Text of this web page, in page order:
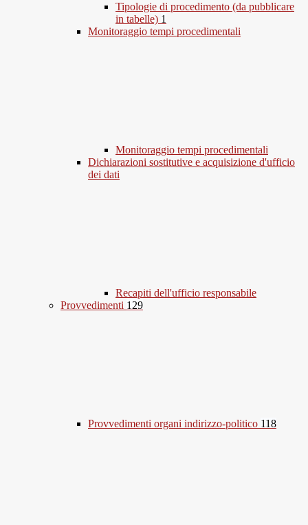
Tipologie di procedimento (da pubblicare
in tabelle) 1
Monitoraggio tempi procedimentali
Monitoraggio tempi procedimentali
Dichiarazioni sostitutive e acquisizione d'ufficio
dei dati
Recapiti dell'ufficio responsabile
Provvedimenti 129
Provvedimenti organi indirizzo-politico 118